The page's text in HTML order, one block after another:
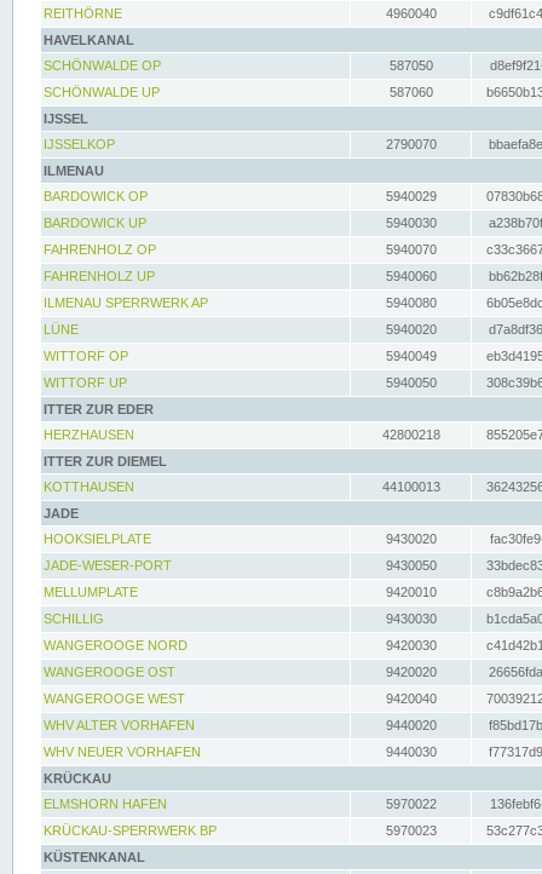
REITHÖRNE
4960040
HAVELKANAL
SCHÖNWALDE OP
587050
SCHÖNWALDE UP
587060
IJSSEL
IJSSELKOP
2790070
ILMENAU
BARDOWICK OP
5940029
BARDOWICK UP
5940030
FAHRENHOLZ OP
5940070
FAHRENHOLZ UP
5940060
ILMENAU SPERRWERK AP
5940080
LÜNE
5940020
WITTORF OP
5940049
WITTORF UP
5940050
ITTER ZUR EDER
HERZHAUSEN
42800218
ITTER ZUR DIEMEL
KOTTHAUSEN
44100013
JADE
HOOKSIELPLATE
9430020
JADE-WESER-PORT
9430050
MELLUMPLATE
9420010
SCHILLIG
9430030
WANGEROOGE NORD
9420030
WANGEROOGE OST
9420020
WANGEROOGE WEST
9420040
WHV ALTER VORHAFEN
9440020
WHV NEUER VORHAFEN
9440030
KRÜCKAU
ELMSHORN HAFEN
5970022
KRÜCKAU-SPERRWERK BP
5970023
KÜSTENKANAL